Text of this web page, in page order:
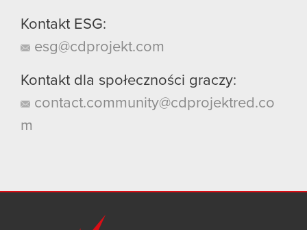
Kontakt ESG:
esg@cdprojekt.com
Kontakt dla społeczności graczy:
contact.community@cdprojektred.co
m